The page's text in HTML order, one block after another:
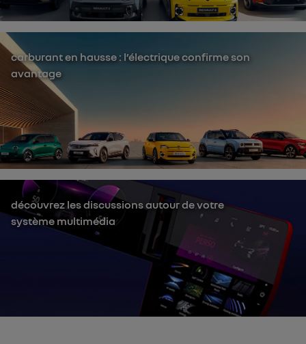
carburant en hausse : l’électrique confirme son
avantage
découvrez les discussions autour de votre
système multimédia